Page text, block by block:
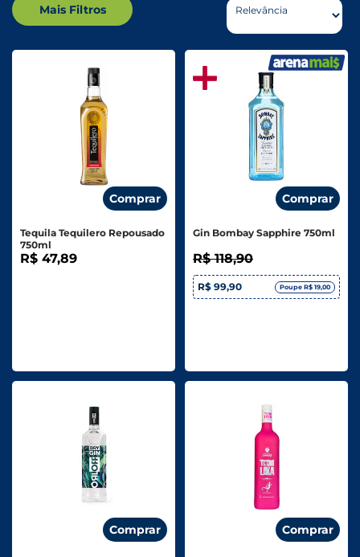
Mais Filtros
Comprar
Tequila Tequilero Repousado
750ml
R$ 47,89
Comprar
Gin Bombay Sapphire 750ml
R$ 118,90
R$ 99,90 Poupe R$ 19,00
Comprar Comprar